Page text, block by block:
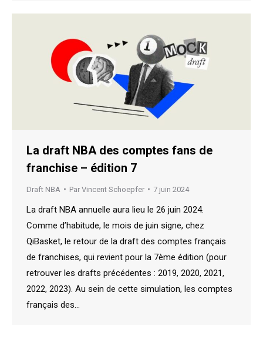
La draft NBA des comptes fans de
franchise – édition 7
Draft NBA Par Vincent Schoepfer 7 juin 2024
La draft NBA annuelle aura lieu le 26 juin 2024.
Comme d’habitude, le mois de juin signe, chez
QiBasket, le retour de la draft des comptes français
de franchises, qui revient pour la 7ème édition (pour
retrouver les drafts précédentes : 2019, 2020, 2021,
2022, 2023). Au sein de cette simulation, les comptes
français des…